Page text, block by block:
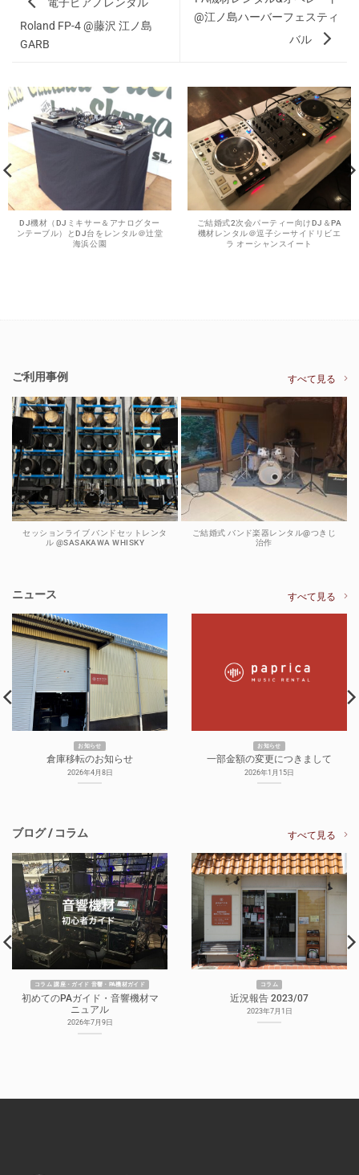
電子ピアノレンタル
Roland FP-4 @藤沢 江ノ島
GARB
@江ノ島ハーバーフェスティ
バル
DJ機材（DJミキサー＆アナログター
ンテーブル）とDJ台をレンタル＠辻堂
海浜公園
ご結婚式2次会パーティー向けDJ＆PA
機材レンタル＠逗子シーサイドリビエ
ラ オーシャンスイート
ご利用事例 すべて見る
セッションライブ バンドセットレンタ
ル @SASAKAWA WHISKY
ご結婚式 バンド楽器レンタル@つきじ
治作
ニュース すべて見る
お知らせ
倉庫移転のお知らせ
2026年4月8日
お知らせ
一部金額の変更につきまして
2026年1月15日
ブログ / コラム すべて見る
コラム 講座・ガイド 音響・PA機材ガイド
初めてのPAガイド・音響機材マ
ニュアル
2026年7月9日
コラム
近況報告 2023/07
2023年7月1日